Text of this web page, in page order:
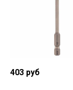
403 руб